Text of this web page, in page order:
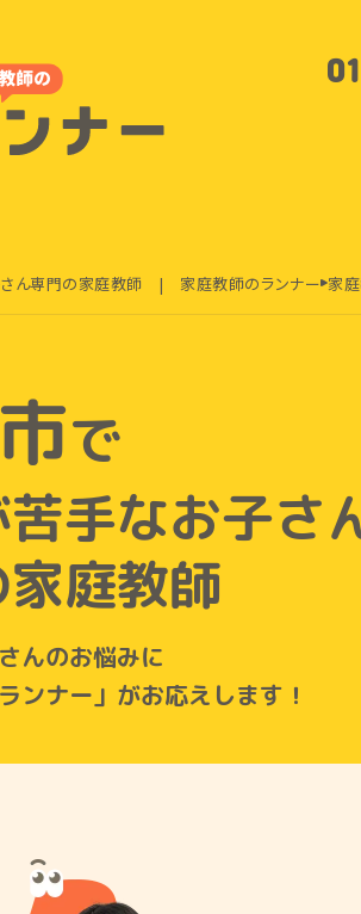
ん専門の家庭教師 | 家庭教師のランナー 家
で
手なお子さ
庭教師
んのお悩みに
ンナー」がお応えします！